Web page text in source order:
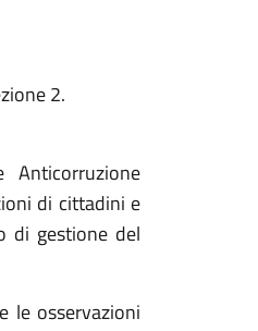
2.
Anticorruzione
di cittadini e
di gestione del
le osservazioni